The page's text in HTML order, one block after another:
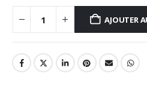
AJOUTER